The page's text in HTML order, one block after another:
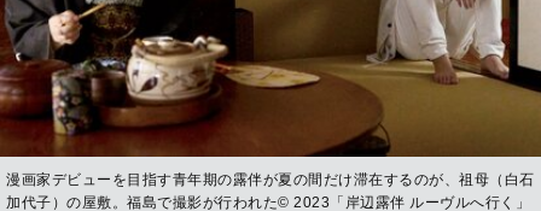
漫画家デビューを目指す青年期の露伴が夏の間だけ滞在するのが、祖母（白石
加代子）の屋敷。福島で撮影が行われた© 2023「岸辺露伴 ルーヴルへ行く」